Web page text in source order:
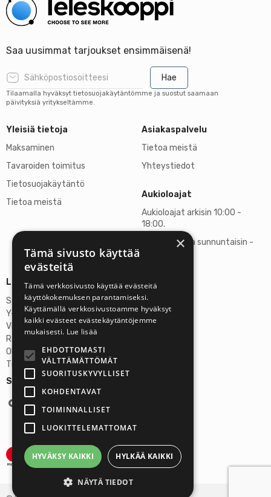
Saa uusimmat tarjoukset ensimmäisenä!
Hae
Tilaamalla hyväksyt tietosuojakäytäntömme ja suostut saamaan
päivityksiä yritykseltämme.
Yleisiä tietoja
Maksaminen
Tavaroiden toimitus
Tietosuojakäytäntö
Tietoa meistä
Asiakaspalvelu
Tietoa meistä
Yhteystiedot
Aukioloajat
Aukioloajat arkisin 10:00 -
18:00.
Lauantaisin ja sunnuntaisin -
Seuraa meitä:
Lisätietoja
Stardust Finland Oy
Y-tunnus: 2972445-9
Virallinen osoite
Rantatie 37 C75, 33250 Tampere
OP Tampere
Tilinumero FI6357300820922629
×
Tämä sivusto käyttää
evästeitä
Tämä verkkosivusto käyttää evästeitä
käyttökokemuksen parantamiseksi.
Käyttämällä verkkosivustoamme hyväksyt
kaikki evästeet evästekäytäntöjemme
mukaisesti. Lue lisää
EHDOTTOMASTI
VÄLTTÄMÄTTÖMÄT
SUORITUSKYVYLLISET
KOHDENTAVAT
TOIMINNALLISET
LUOKITTELEMATTOMAT
HYVÄKSY KAIKKI HYLKÄÄ KAIKKI
NÄYTÄ TIEDOT